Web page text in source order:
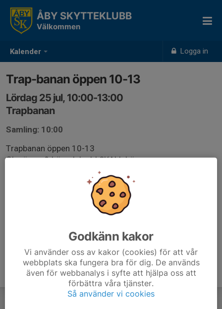
Kalender Logga in
ÅBY SKYTTEKLUBB
Välkommen
Trap-banan öppen 10-13
Lördag 25 jul, 10:00-13:00
Trapbanan
Samling: 10:00
Trapbanan öppen 10-13
Glasögon & hörselskydd SKALL bäras
Godkänn kakor
Vi använder oss av kakor (cookies) för att vår
webbplats ska fungera bra för dig. De används
även för webbanalys i syfte att hjälpa oss att
förbättra våra tjänster.
Så använder vi cookies